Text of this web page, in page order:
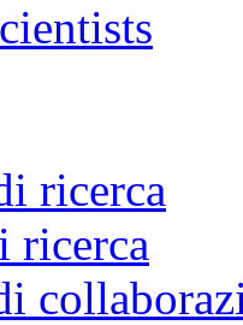
ricerca
ricerca